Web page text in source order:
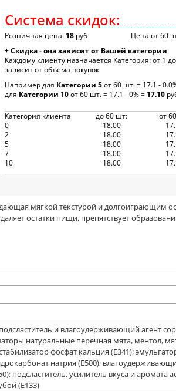
Система скидок:
Розничная цена: 18 руб Цена от 60
+ Скидка - она зависит от Вашей категории
Каждому клиенту назначается Категория: от 1
зависит от объема покупок
Например для Категории 5от 60 шт. = 17.1 -
для Категории 10от 60 шт. = 17.1 - 0% = 17.10
Категория клиента до 60 шт: от
0
18.00
2
18.00
5
18.00
7
18.00
10
18.00
мягкой текстурой и
остатки пищи, препятствует
и влагоудерживающий агент
натуральные перечная мята, ментол,
фосфат кальция (Е341);
натрия (Е500);
подсластитель, усилитель вкуса и аромата
(E133)